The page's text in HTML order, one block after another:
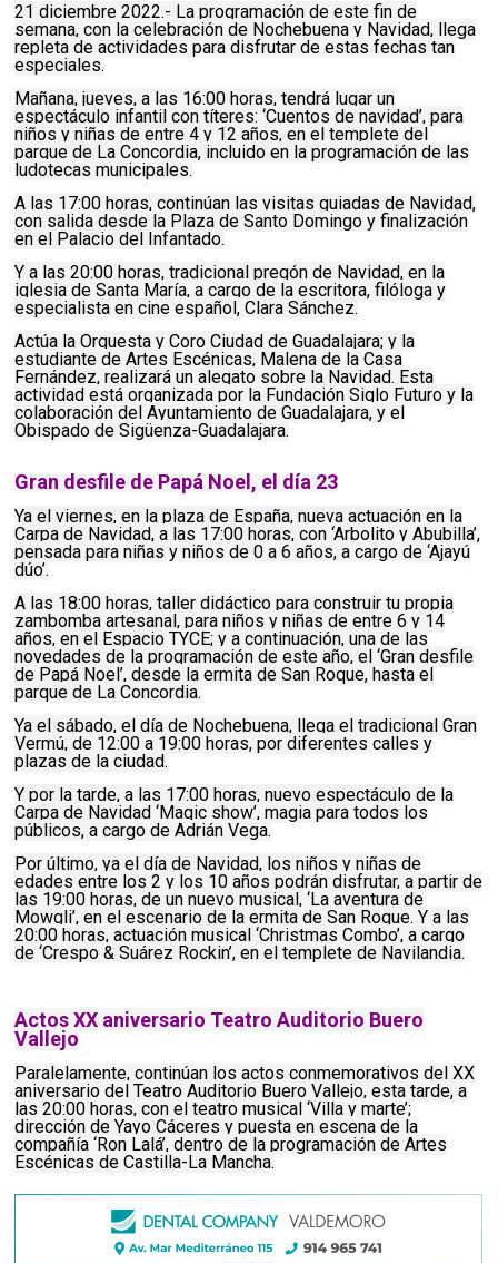
21 diciembre 2022.- La programación de este fin de
semana, con la celebración de Nochebuena y Navidad, llega
repleta de actividades para disfrutar de estas fechas tan
especiales.
Mañana, jueves, a las 16:00 horas, tendrá lugar un
espectáculo infantil con títeres: ‘Cuentos de navidad’, para
niños y niñas de entre 4 y 12 años, en el templete del
parque de La Concordia, incluido en la programación de las
ludotecas municipales.
A las 17:00 horas, continúan las visitas guiadas de Navidad,
con salida desde la Plaza de Santo Domingo y finalización
en el Palacio del Infantado.
Y a las 20:00 horas, tradicional pregón de Navidad, en la
iglesia de Santa María, a cargo de la escritora, filóloga y
especialista en cine español, Clara Sánchez.
Actúa la Orquesta y Coro Ciudad de Guadalajara; y la
estudiante de Artes Escénicas, Malena de la Casa
Fernández, realizará un alegato sobre la Navidad. Esta
actividad está organizada por la Fundación Siglo Futuro y la
colaboración del Ayuntamiento de Guadalajara, y el
Obispado de Sigüenza-Guadalajara.
Gran desfile de Papá Noel, el día 23
Ya el viernes, en la plaza de España, nueva actuación en la
Carpa de Navidad, a las 17:00 horas, con ‘Arbolito y Abubilla’,
pensada para niñas y niños de 0 a 6 años, a cargo de ‘Ajayú
dúo’.
A las 18:00 horas, taller didáctico para construir tu propia
zambomba artesanal, para niños y niñas de entre 6 y 14
años, en el Espacio TYCE; y a continuación, una de las
novedades de la programación de este año, el ‘Gran desfile
de Papá Noel’, desde la ermita de San Roque, hasta el
parque de La Concordia.
Ya el sábado, el día de Nochebuena, llega el tradicional Gran
Vermú, de 12:00 a 19:00 horas, por diferentes calles y
plazas de la ciudad.
Y por la tarde, a las 17:00 horas, nuevo espectáculo de la
Carpa de Navidad ‘Magic show’, magia para todos los
públicos, a cargo de Adrián Vega.
Por último, ya el día de Navidad, los niños y niñas de
edades entre los 2 y los 10 años podrán disfrutar, a partir de
las 19:00 horas, de un nuevo musical, ‘La aventura de
Mowgli’, en el escenario de la ermita de San Roque. Y a las
20:00 horas, actuación musical ‘Christmas Combo’, a cargo
de ‘Crespo & Suárez Rockin’, en el templete de Navilandia.
Actos XX aniversario Teatro Auditorio Buero
Vallejo
Paralelamente, continúan los actos conmemorativos del XX
aniversario del Teatro Auditorio Buero Vallejo, esta tarde, a
las 20:00 horas, con el teatro musical ‘Villa y marte’;
dirección de Yayo Cáceres y puesta en escena de la
compañía ‘Ron Lalá’, dentro de la programación de Artes
Escénicas de Castilla-La Mancha.